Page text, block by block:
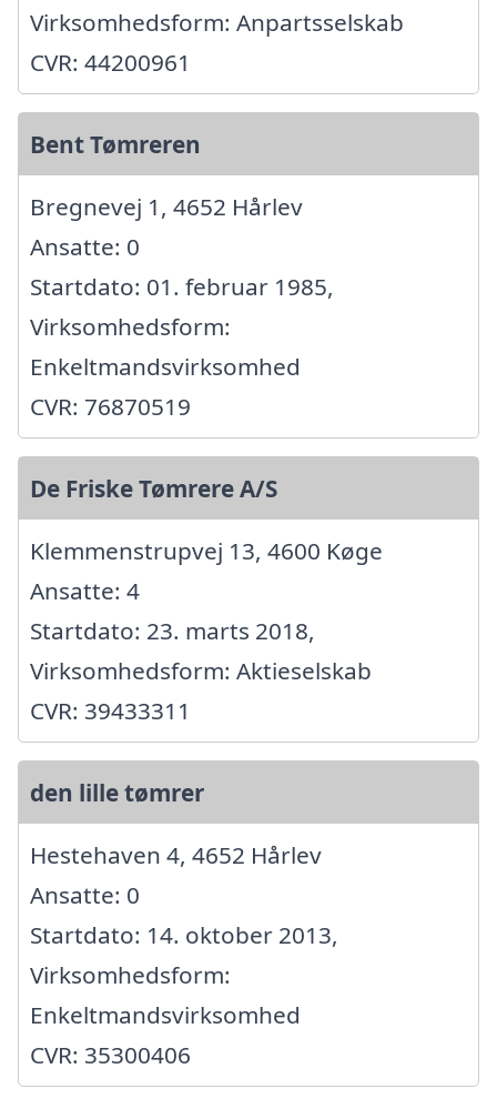
Virksomhedsform: Anpartsselskab
CVR: 44200961
Bent Tømreren
Bregnevej 1, 4652 Hårlev
Ansatte: 0
Startdato: 01. februar 1985,
Virksomhedsform:
Enkeltmandsvirksomhed
CVR: 76870519
De Friske Tømrere A/S
Klemmenstrupvej 13, 4600 Køge
Ansatte: 4
Startdato: 23. marts 2018,
Virksomhedsform: Aktieselskab
CVR: 39433311
den lille tømrer
Hestehaven 4, 4652 Hårlev
Ansatte: 0
Startdato: 14. oktober 2013,
Virksomhedsform:
Enkeltmandsvirksomhed
CVR: 35300406